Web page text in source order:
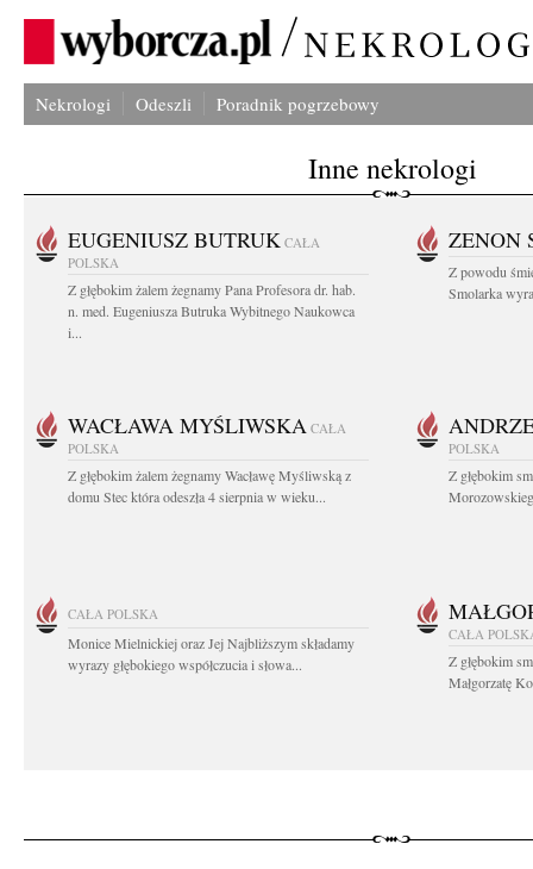
Nekrologi Odeszli Poradnik pogrzebowy
Inne nekrologi
EUGENIUSZ BUTRUK CAŁA
POLSKA
Z głębokim żalem żegnamy Pana Profesora dr. hab.
n. med. Eugeniusza Butruka Wybitnego Naukowca
i...
ZENON
Z powodu
Smolarka
WACŁAWA MYŚLIWSKA CAŁA
POLSKA
Z głębokim żalem żegnamy Wacławę Myśliwską z
domu Stec która odeszła 4 sierpnia w wieku...
POLSKA
Z głębokim
CAŁA POLSKA
Monice Mielnickiej oraz Jej Najbliższym składamy
wyrazy głębokiego współczucia i słowa...
CAŁA
Z głębokim
Małgorzatę